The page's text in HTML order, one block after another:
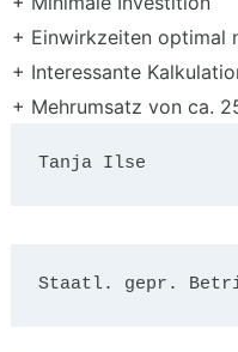
+ Einwirkzeiten optimal
+ Interessante
+ Mehrumsatz von ca.
Tanja Ilse
Staatl. gepr.